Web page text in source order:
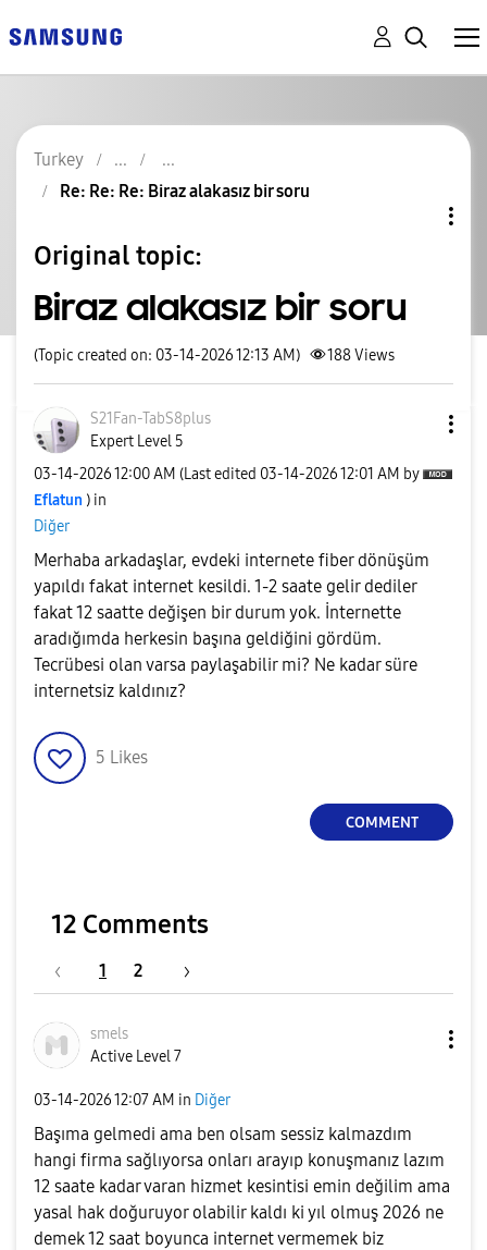
Turkey
Re: Re: Re: Biraz alakasız bir soru
Original topic:
Biraz alakasız bir soru
(Topic created on: 03-14-2026 12:13 AM) 188Views
S21Fan-TabS8plus
Expert Level 5
‎03-14-202612:00 AM (Last edited ‎03-14-202612:01 AM by
Eflatun ) in
Diğer
Merhaba arkadaşlar, evdeki internete fiber dönüşüm
yapıldı fakat internet kesildi. 1-2 saate gelir dediler
fakat 12 saatte değişen bir durum yok. İnternette
aradığımda herkesin başına geldiğini gördüm.
Tecrübesi olan varsa paylaşabilir mi? Ne kadar süre
internetsiz kaldınız?
5 Likes
COMMENT
12 Comments
1 2
smels
Active Level 7
‎03-14-202612:07 AM in Diğer
Başıma gelmedi ama ben olsam sessiz kalmazdım
hangi firma sağlıyorsa onları arayıp konuşmanız lazım
12 saate kadar varan hizmet kesintisi emin değilim ama
yasal hak doğuruyor olabilir kaldı ki yıl olmuş 2026 ne
demek 12 saat boyunca internet vermemek biz